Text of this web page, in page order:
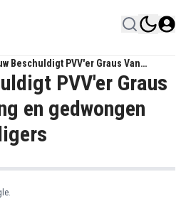
Beschuldigt PVV'er Graus Van
En Gedwongen Seks Met
PVV'er Graus
en gedwongen